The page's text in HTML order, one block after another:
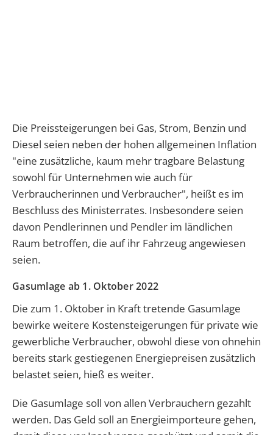
Die Preissteigerungen bei Gas, Strom, Benzin und
Diesel seien neben der hohen allgemeinen Inflation
"eine zusätzliche, kaum mehr tragbare Belastung
sowohl für Unternehmen wie auch für
Verbraucherinnen und Verbraucher", heißt es im
Beschluss des Ministerrates. Insbesondere seien
davon Pendlerinnen und Pendler im ländlichen
Raum betroffen, die auf ihr Fahrzeug angewiesen
seien.
Gasumlage ab 1. Oktober 2022
Die zum 1. Oktober in Kraft tretende Gasumlage
bewirke weitere Kostensteigerungen für private wie
gewerbliche Verbraucher, obwohl diese von ohnehin
bereits stark gestiegenen Energiepreisen zusätzlich
belastet seien, hieß es weiter.
Die Gasumlage soll von allen Verbrauchern gezahlt
werden. Das Geld soll an Energieimporteure gehen,